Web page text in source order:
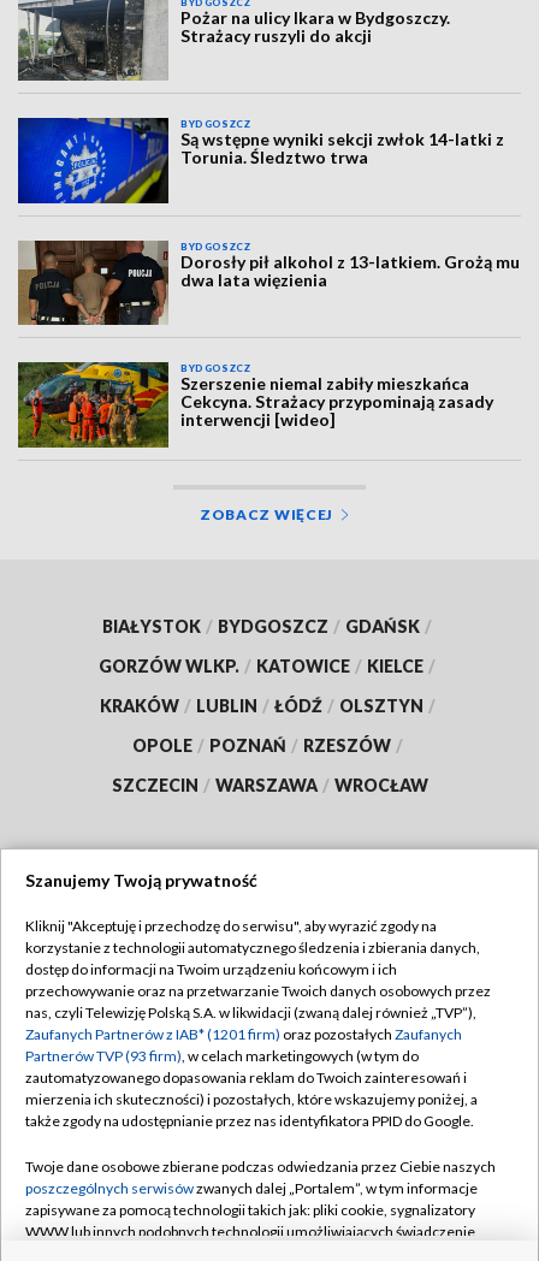
BYDGOSZCZ
Pożar na ulicy Ikara w Bydgoszczy.
Strażacy ruszyli do akcji
BYDGOSZCZ
Są wstępne wyniki sekcji zwłok 14-latki z
Torunia. Śledztwo trwa
BYDGOSZCZ
Dorosły pił alkohol z 13-latkiem. Grożą mu
dwa lata więzienia
BYDGOSZCZ
Szerszenie niemal zabiły mieszkańca
Cekcyna. Strażacy przypominają zasady
interwencji [wideo]
ZOBACZ WIĘCEJ
BIAŁYSTOK / BYDGOSZCZ / GDAŃSK /
GORZÓW WLKP. / KATOWICE / KIELCE /
KRAKÓW / LUBLIN / ŁÓDŹ / OLSZTYN /
OPOLE / POZNAŃ / RZESZÓW /
SZCZECIN / WARSZAWA / WROCŁAW
TVP
Abonament TVP
Emisja w TVP
Centrum informacji TVP
Naziemna Telewizja Cyfrowa
Rada Programowa
System NOS
Regulamin TVP
Polityka prywatności
Moje zgody
Pomoc
Kontakt
Szanujemy Twoją prywatność
Kliknij "Akceptuję i przechodzę do serwisu", aby wyrazić zgody na
korzystanie z technologii automatycznego śledzenia i zbierania danych,
dostęp do informacji na Twoim urządzeniu końcowym i ich
przechowywanie oraz na przetwarzanie Twoich danych osobowych przez
nas, czyli Telewizję Polską S.A. w likwidacji (zwaną dalej również „TVP”),
Zaufanych Partnerów z IAB* (1201 firm) oraz pozostałych Zaufanych
Partnerów TVP (93 firm), w celach marketingowych (w tym do
zautomatyzowanego dopasowania reklam do Twoich zainteresowań i
mierzenia ich skuteczności) i pozostałych, które wskazujemy poniżej, a
także zgody na udostępnianie przez nas identyfikatora PPID do Google.
Twoje dane osobowe zbierane podczas odwiedzania przez Ciebie naszych
poszczególnych serwisówzwanych dalej „Portalem”, w tym informacje
zapisywane za pomocą technologii takich jak: pliki cookie, sygnalizatory
WWW lub innych podobnych technologii umożliwiających świadczenie